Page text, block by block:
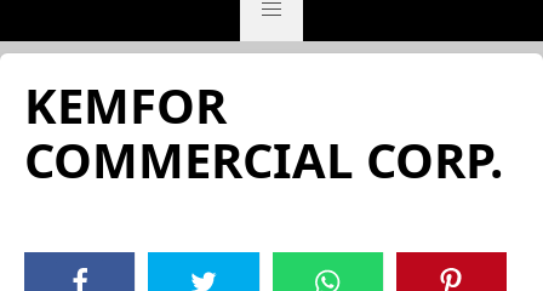
KEMFOR
COMMERCIAL CORP.